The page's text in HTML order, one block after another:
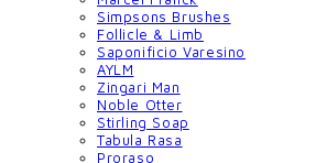
Simpsons Brushes
Follicle & Limb
Saponificio Varesino
AYLM
Zingari Man
Noble Otter
Stirling Soap
Tabula Rasa
Proraso